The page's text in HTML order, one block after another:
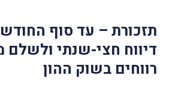
תזכורת – עד סוף
דיווח חצי-שנתי
רווחים בשוק ההון